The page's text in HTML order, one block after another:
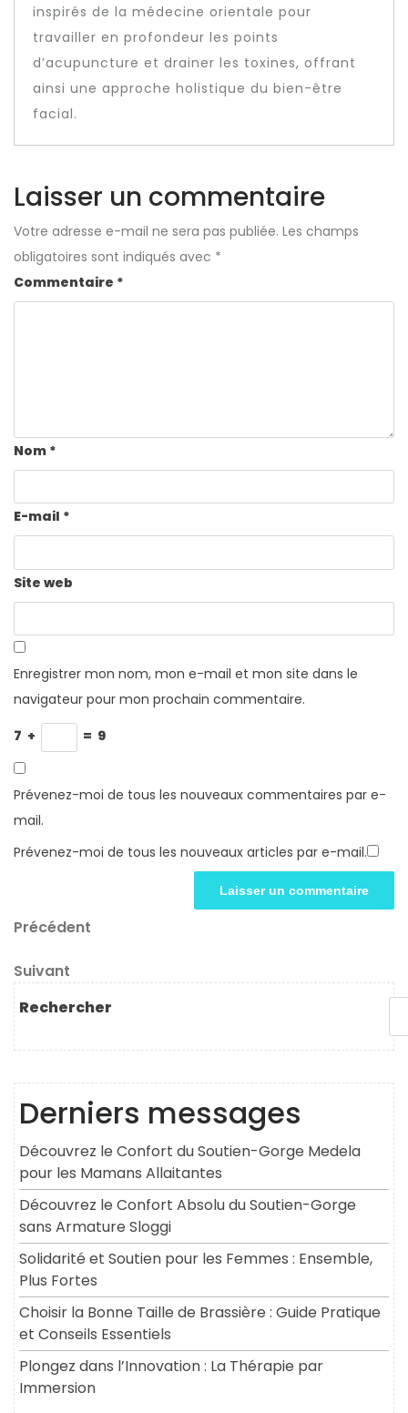
inspirés de la médecine orientale pour
travailler en profondeur les points
d’acupuncture et drainer les toxines, offrant
ainsi une approche holistique du bien-être
facial.
Laisser un commentaire
Votre adresse e-mail ne sera pas publiée. Les champs
obligatoires sont indiqués avec *
Commentaire *
Nom *
E-mail *
Site web
Enregistrer mon nom, mon e-mail et mon site dans le
navigateur pour mon prochain commentaire.
7 + = 9
Prévenez-moi de tous les nouveaux commentaires par e-
mail.
Prévenez-moi de tous les nouveaux articles par e-mail.
Navigation
de
l’article
Article
Précédent
Article
suivant
Suivant
Rechercher
Derniers messages
Découvrez le Confort du Soutien-Gorge Medela
pour les Mamans Allaitantes
Découvrez le Confort Absolu du Soutien-Gorge
sans Armature Sloggi
Solidarité et Soutien pour les Femmes : Ensemble,
Plus Fortes
Choisir la Bonne Taille de Brassière : Guide Pratique
et Conseils Essentiels
Plongez dans l’Innovation : La Thérapie par
Immersion